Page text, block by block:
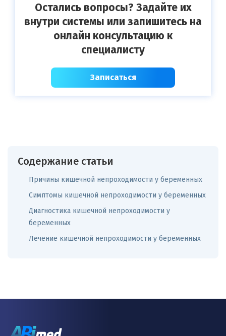
Остались вопросы? Задайте их
внутри системы или запишитесь на
онлайн консультацию к
специалисту
Записаться
Содержание статьи
Причины кишечной непроходимости у беременных
Симптомы кишечной непроходимости у беременных
Диагностика кишечной непроходимости у
беременных
Лечение кишечной непроходимости у беременных